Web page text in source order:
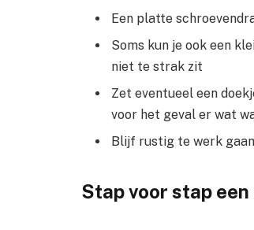
Een platte
Soms kun je ook een
niet te strak zit
Zet eventueel een
voor het geval er wat
Blijf rustig te werk
Stap voor stap